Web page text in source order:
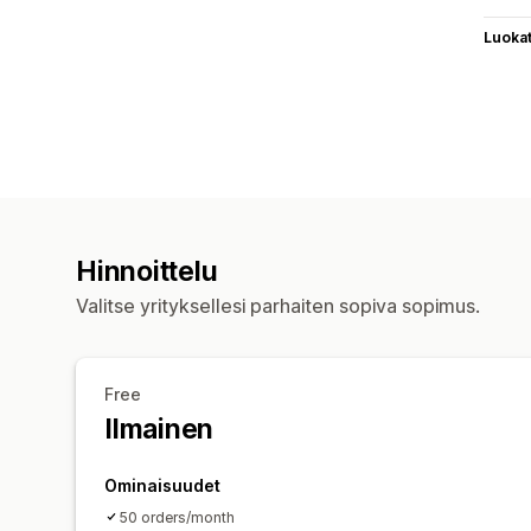
Luokat
Hinnoittelu
Valitse yrityksellesi parhaiten sopiva sopimus.
Free
Ilmainen
Ominaisuudet
50 orders/month